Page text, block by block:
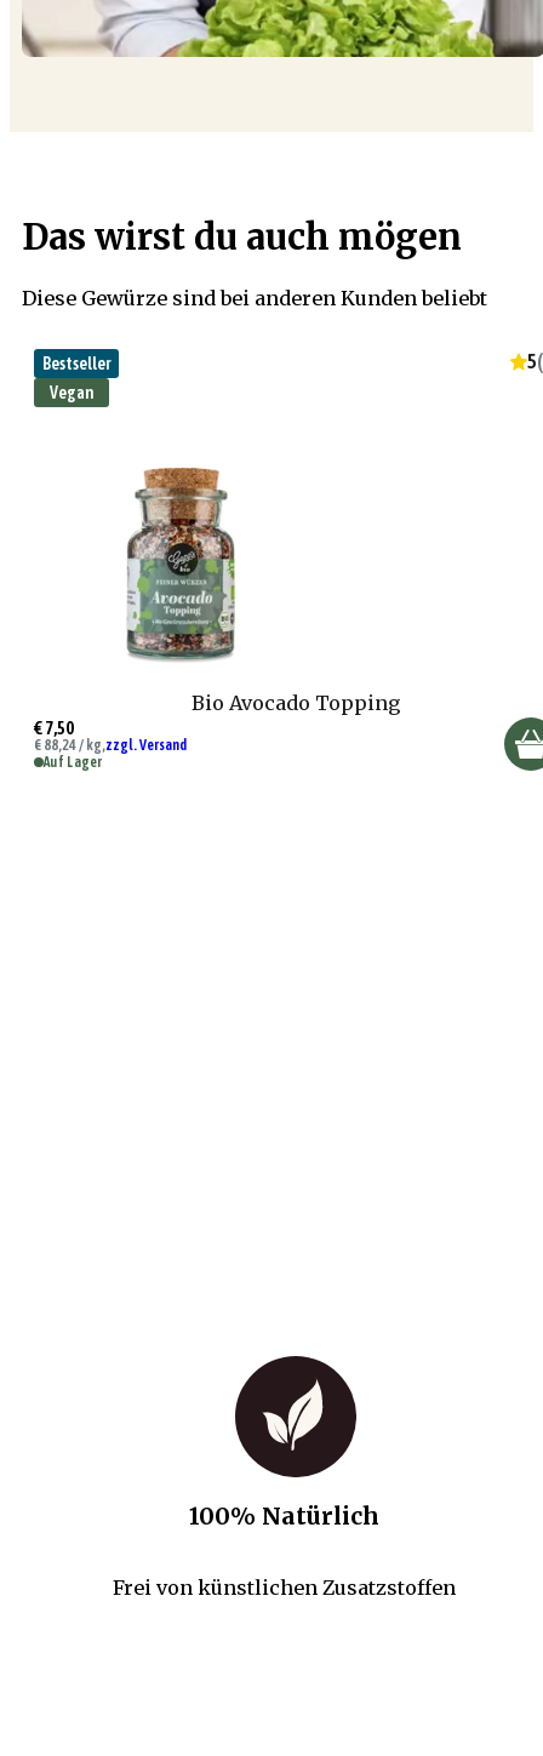
Das wirst du auch mögen
Diese Gewürze sind bei anderen Kunden beliebt
Bestseller
Vegan
5(
Bio Avocado Topping
€ 7,50
€ 88,24 / kg,zzgl. Versand
Auf Lager
100% Natürlich
Frei von künstlichen Zusatzstoffen